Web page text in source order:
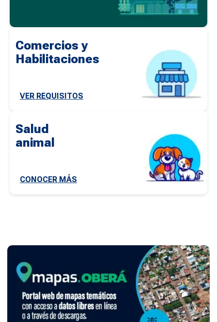
Comercios y
Habilitaciones
VER REQUISITOS
Salud
animal
CONOCER MÁS